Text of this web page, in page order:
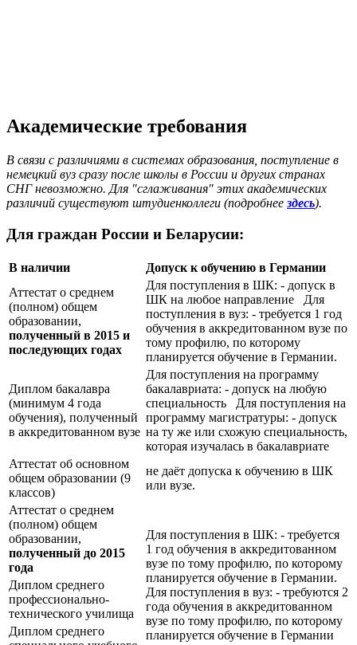
Академические требования
В связи с различиями в системах образования, поступление в
немецкий вуз сразу после школы в России и других странах
СНГ невозможно. Для "сглаживания" этих академических
различий существуют штудиенколлеги (подробнее здесь).
Для граждан России и Беларусии:
В наличии
Допуск к обучению в Германии
Аттестат о среднем
(полном) общем
образовании,
полученный в 2015 и
последующих годах
Для поступления в ШК: - допуск в
ШК на любое направление Для
поступления в вуз: - требуется 1 год
обучения в аккредитованном вузе по
тому профилю, по которому
планируется обучение в Германии.
Диплом бакалавра
(минимум 4 года
обучения), полученный
в аккредитованном вузе
Для поступления на программу
бакалавриата: - допуск на любую
специальность Для поступления на
программу магистратуры: - допуск
на ту же или схожую специальность,
которая изучалась в бакалавриате
Аттестат об основном
общем образовании (9
классов)
не даёт допуска к обучению в ШК
или вузе.
Аттестат о среднем
(полном) общем
образовании,
полученный до 2015
года
Для поступления в ШК: - требуется
1 год обучения в аккредитованном
вузе по тому профилю, по которому
планируется обучение в Германии.
Для поступления в вуз: - требуются 2
года обучения в аккредитованном
вузе по тому профилю, по которому
планируется обучение в Германии
Диплом среднего
профессионально-
технического училища
Диплом среднего